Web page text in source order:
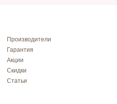
Производители
Гарантия
Акции
Скидки
Статьи